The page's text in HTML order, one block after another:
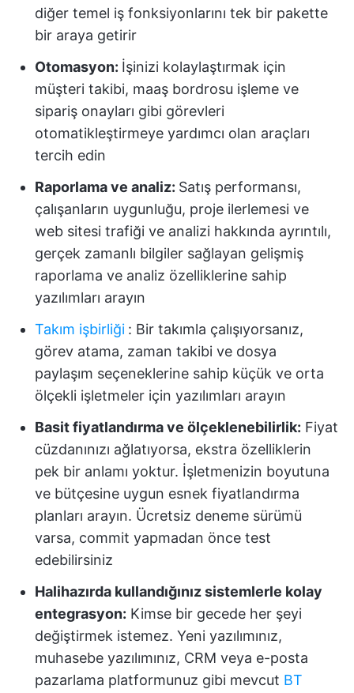
diğer temel iş fonksiyonlarını tek bir pakette
bir araya getirir
Otomasyon: İşinizi kolaylaştırmak için
müşteri takibi, maaş bordrosu işleme ve
sipariş onayları gibi görevleri
otomatikleştirmeye yardımcı olan araçları
tercih edin
Raporlama ve analiz: Satış performansı,
çalışanların uygunluğu, proje ilerlemesi ve
web sitesi trafiği ve analizi hakkında ayrıntılı,
gerçek zamanlı bilgiler sağlayan gelişmiş
raporlama ve analiz özelliklerine sahip
yazılımları arayın
Takım işbirliği : Bir takımla çalışıyorsanız,
görev atama, zaman takibi ve dosya
paylaşım seçeneklerine sahip küçük ve orta
ölçekli işletmeler için yazılımları arayın
Basit fiyatlandırma ve ölçeklenebilirlik: Fiyat
cüzdanınızı ağlatıyorsa, ekstra özelliklerin
pek bir anlamı yoktur. İşletmenizin boyutuna
ve bütçesine uygun esnek fiyatlandırma
planları arayın. Ücretsiz deneme sürümü
varsa, commit yapmadan önce test
edebilirsiniz
Halihazırda kullandığınız sistemlerle kolay
entegrasyon: Kimse bir gecede her şeyi
değiştirmek istemez. Yeni yazılımınız,
muhasebe yazılımınız, CRM veya e-posta
pazarlama platformunuz gibi mevcut BT